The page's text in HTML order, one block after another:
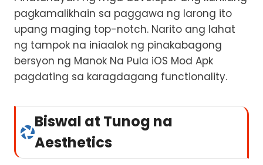
pagkamalikhain sa paggawa ng larong ito
upang maging top-notch. Narito ang lahat
ng tampok na iniaalok ng pinakabagong
bersyon ng Manok Na Pula iOS Mod Apk
pagdating sa karagdagang functionality.
Biswal at Tunog na
Aesthetics